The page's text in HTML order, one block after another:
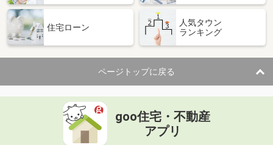
佐賀県鳥栖市田代本町
住 所
佐賀県鳥栖市田代本町
専有面積 23.18m²
間取り
1K
佐賀県鳥栖市西田町
価 格
住 所
佐賀県鳥栖市西田町
住宅ローン
人気タウン
ランキング
ページトップに戻る
goo住宅・不動産
アプリ